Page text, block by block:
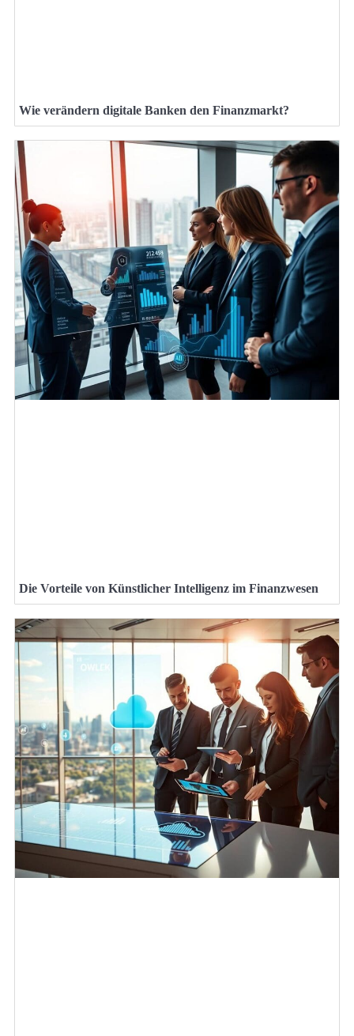
Wie verändern digitale Banken den Finanzmarkt?
Die Vorteile von Künstlicher Intelligenz im Finanzwesen